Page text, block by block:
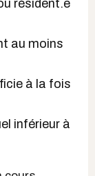
résident.e
au moins
à la fois
inférieur à